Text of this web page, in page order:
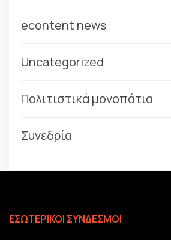
econtent news
Uncategorized
Πολιτιστικά μονοπάτια
Συνεδρία
ΕΣΩΤΕΡΙΚΟΙ ΣΥΝΔΕΣΜΟΙ